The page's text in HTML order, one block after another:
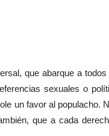
que abarque a
sexuales o
un favor al populacho.
que a cada